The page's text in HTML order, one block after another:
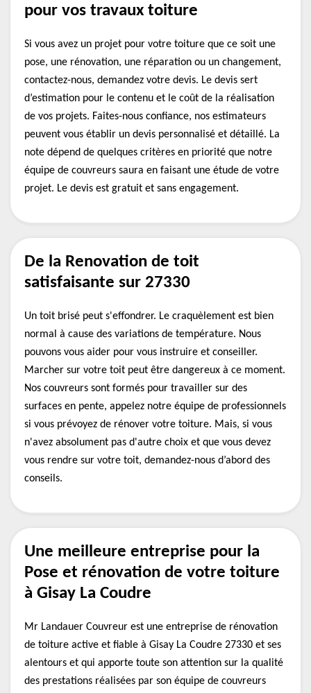
pour vos travaux toiture
Si vous avez un projet pour votre toiture que ce soit une
pose, une rénovation, une réparation ou un changement,
contactez-nous, demandez votre devis. Le devis sert
d’estimation pour le contenu et le coût de la réalisation
de vos projets. Faites-nous confiance, nos estimateurs
peuvent vous établir un devis personnalisé et détaillé. La
note dépend de quelques critères en priorité que notre
équipe de couvreurs saura en faisant une étude de votre
projet. Le devis est gratuit et sans engagement.
De la Renovation de toit
satisfaisante sur 27330
Un toit brisé peut s'effondrer. Le craquèlement est bien
normal à cause des variations de température. Nous
pouvons vous aider pour vous instruire et conseiller.
Marcher sur votre toit peut être dangereux à ce moment.
Nos couvreurs sont formés pour travailler sur des
surfaces en pente, appelez notre équipe de professionnels
si vous prévoyez de rénover votre toiture. Mais, si vous
n'avez absolument pas d'autre choix et que vous devez
vous rendre sur votre toit, demandez-nous d’abord des
conseils.
Une meilleure entreprise pour la
Pose et rénovation de votre toiture
à Gisay La Coudre
Mr Landauer Couvreur est une entreprise de rénovation
de toiture active et fiable à Gisay La Coudre 27330 et ses
alentours et qui apporte toute son attention sur la qualité
des prestations réalisées par son équipe de couvreurs